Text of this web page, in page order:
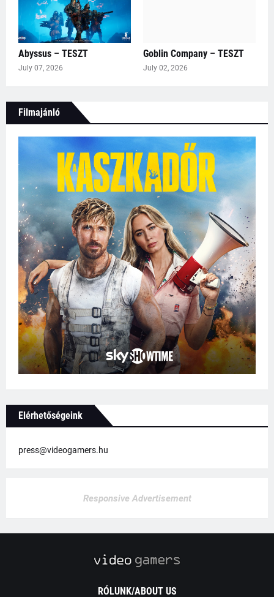
Abyssus – TESZT
July 07, 2026
Goblin Company – TESZT
July 02, 2026
Filmajánló
Elérhetőségeink
press@videogamers.hu
Responsive Advertisement
RÓLUNK/ABOUT US